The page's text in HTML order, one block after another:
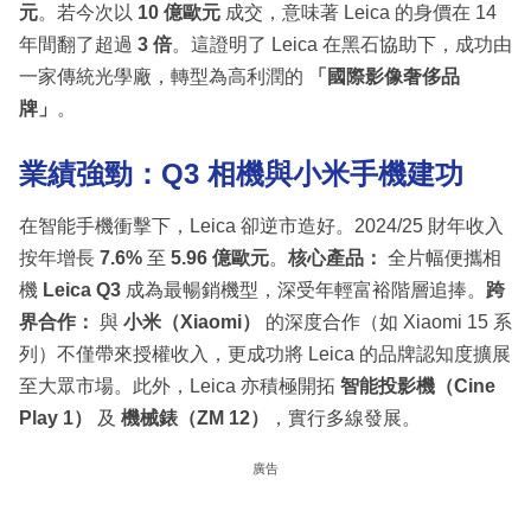
元。若今次以 10 億歐元 成交，意味著 Leica 的身價在 14
年間翻了超過 3 倍。這證明了 Leica 在黑石協助下，成功由
一家傳統光學廠，轉型為高利潤的
「國際影像奢侈品
牌」
。
業績強勁：Q3 相機與小米手機建功
在智能手機衝擊下，Leica 卻逆市造好。2024/25 財年收入
按年增長 7.6% 至 5.96 億歐元。 核心產品： 全片幅便攜相
機 Leica Q3 成為最暢銷機型，深受年輕富裕階層追捧。 跨
界合作： 與 小米（Xiaomi）
的深度合作（如 Xiaomi 15 系
列）不僅帶來授權收入，更成功將 Leica 的品牌認知度擴展
至大眾市場。此外，Leica 亦積極開拓 智能投影機（Cine
Play 1）
及 機械錶（ZM 12） ，實行多線發展。
廣告